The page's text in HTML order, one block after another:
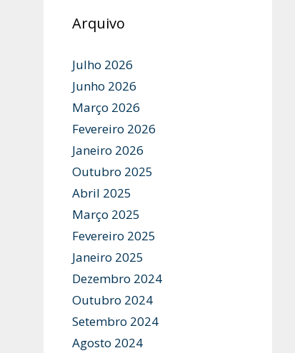
Arquivo
Julho 2026
Junho 2026
Março 2026
Fevereiro 2026
Janeiro 2026
Outubro 2025
Abril 2025
Março 2025
Fevereiro 2025
Janeiro 2025
Dezembro 2024
Outubro 2024
Setembro 2024
Agosto 2024